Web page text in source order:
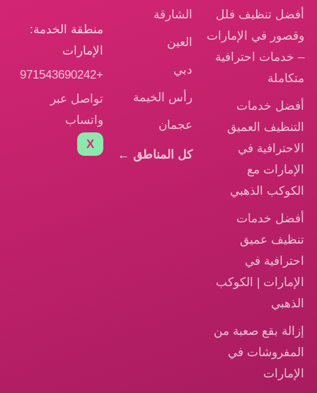
تنظيف فلل
في الإمارات
خدمات احترافية
خدمات
العميق
في
مع
الذهبي
خدمات
عميق
في
| الكوكب
بقع صعبة من
في
الشارقة
العين
دبي
رأس الخيمة
عجمان
كل المناطق ←
منطقة الخدمة:
الإمارات
تواصل عبر
واتساب